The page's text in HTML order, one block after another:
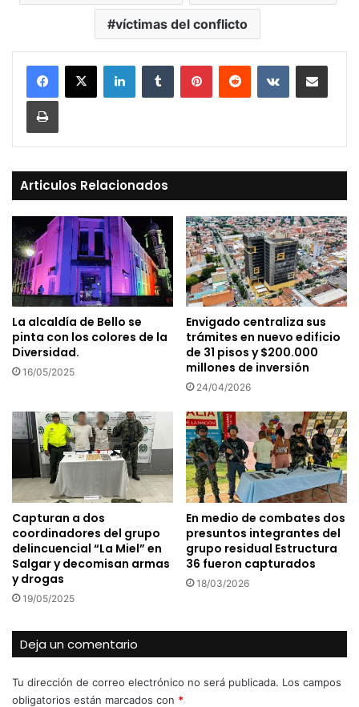
víctimas del conflicto
LinkedInTumblr PinterestReddit VKontakteCompartir vía Mail
Print
Articulos Relacionados
La alcaldía de Bello se
pinta con los colores de la
Diversidad.
16/05/2025
Envigado centraliza sus
trámites en nuevo edificio
de 31 pisos y $200.000
millones de inversión
24/04/2026
Capturan a dos
coordinadores del grupo
delincuencial “La Miel” en
Salgar y decomisan armas
y drogas
19/05/2025
En medio de combates dos
presuntos integrantes del
grupo residual Estructura
36 fueron capturados
18/03/2026
Deja un comentario
Tu dirección de correo electrónico no será publicada. Los campos
obligatorios están marcados con *